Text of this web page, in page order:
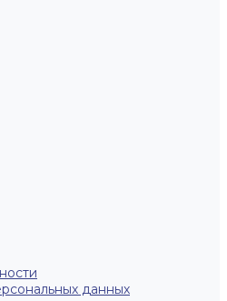
данных